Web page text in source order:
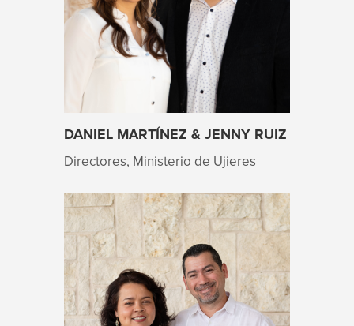
DANIEL MARTÍNEZ & JENNY RUIZ
Directores, Ministerio de Ujieres